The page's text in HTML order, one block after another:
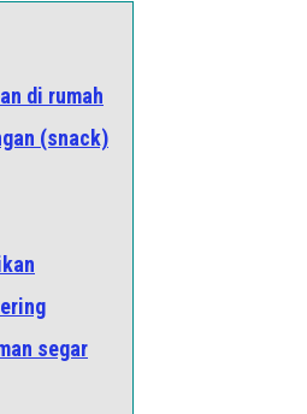
di rumah
(snack)
segar